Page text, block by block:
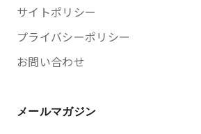
サイトポリシー
プライバシーポリシー
お問い合わせ
メールマガジン